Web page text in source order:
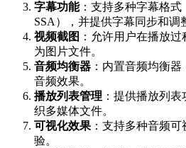
字幕功能：支持多种字幕格式
SSA），并提供字幕同步和调
视频截图 ：允许用户在播放
为图片文件。
音频均衡器 ：内置音频均衡
音频效果。
播放列表管理 ：提供播放列
织多媒体文件。
可视化效果 ：支持多种音频
验。